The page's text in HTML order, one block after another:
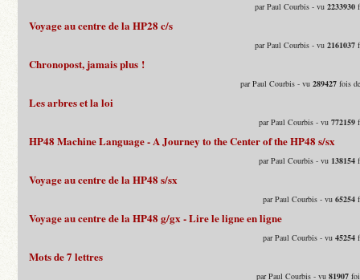
par Paul Courbis - vu2233930
Voyage au centre de la HP28 c/s
par Paul Courbis - vu2161037
Chronopost, jamais plus !
par Paul Courbis - vu289427 fois
Les arbres et la loi
par Paul Courbis - vu772159
HP48 Machine Language - A Journey to the Center of the HP48 s/sx
par Paul Courbis - vu 138154
Voyage au centre de la HP48 s/sx
par Paul Courbis - vu65254
Voyage au centre de la HP48 g/gx - Lire le ligne en ligne
par Paul Courbis - vu45254
Mots de 7 lettres
par Paul Courbis - vu81907